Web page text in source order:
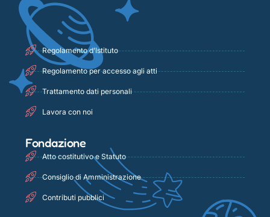
Regolamento d’Istituto
Regolamento per accesso agli atti
Trattamento dati personali
Lavora con noi
Fondazione
Atto costitutivo e Statuto
Consiglio di Amministrazione
Contributi pubblici